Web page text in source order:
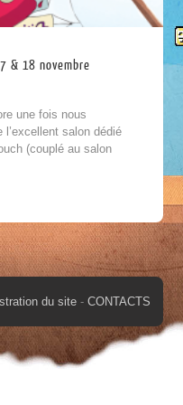
& 18 novembre
une fois nous
l’excellent salon dédié
(couplé au salon
du site - CONTACTS